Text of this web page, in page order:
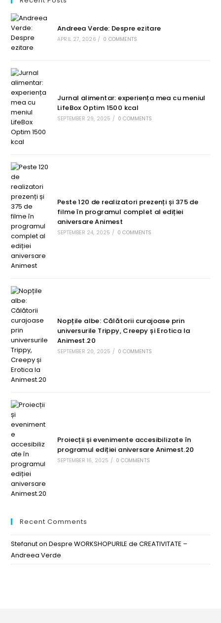
Andreea Verde: Despre ezitare
APRIL 27, 2026 / 0 COMMENTS
Jurnal alimentar: experiența mea cu meniul
LifeBox Optim 1500 kcal
SEPTEMBER 29, 2025 / 0 COMMENTS
Peste 120 de realizatori prezenți și 375 de
filme în programul complet al ediției
aniversare Animest
SEPTEMBER 24, 2025 / 0 COMMENTS
Nopțile albe: Călătorii curajoase prin
universurile Trippy, Creepy și Erotica la
Animest.20
SEPTEMBER 20, 2025 / 0 COMMENTS
Proiecții și evenimente accesibilizate în
programul ediției aniversare Animest.20
SEPTEMBER 16, 2025 / 0 COMMENTS
Recent Comments
StefanutonDespre WORKSHOPURILE de CREATIVITATE –
Andreea Verde